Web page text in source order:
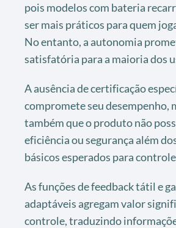
pois modelos com bateria
ser mais práticos para quem
No entanto, a autonomia
satisfatória para a maioria dos
A ausência de certificação
compromete seu desempenho,
também que o produto não
eficiência ou segurança além
básicos esperados para
As funções de feedback tátil e
adaptáveis agregam valor
controle, traduzindo